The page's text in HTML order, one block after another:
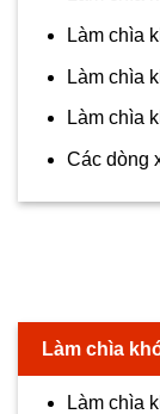
Làm chìa
Làm chìa
Làm chìa
Các dòng
Làm chìa
Làm chìa